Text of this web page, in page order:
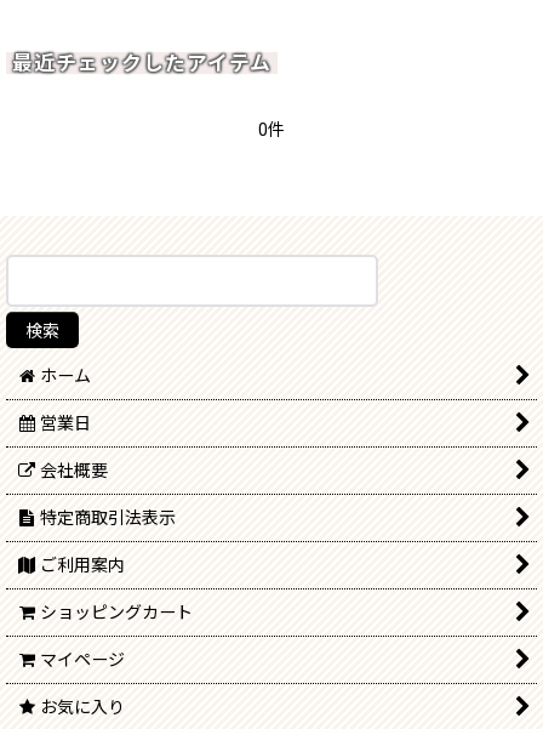
最近チェックしたアイテム
0件
ホーム
営業日
会社概要
特定商取引法表示
ご利用案内
ショッピングカート
マイページ
お気に入り